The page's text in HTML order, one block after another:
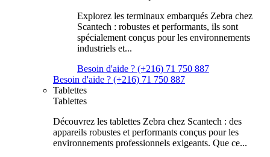
Explorez les terminaux embarqués Zebra chez
Scantech : robustes et performants, ils sont
spécialement conçus pour les environnements
industriels et...
Besoin d'aide ? (+216) 71 750 887
Besoin d'aide ? (+216) 71 750 887
Tablettes
Tablettes
Découvrez les tablettes Zebra chez Scantech : des
appareils robustes et performants conçus pour les
environnements professionnels exigeants. Que ce...